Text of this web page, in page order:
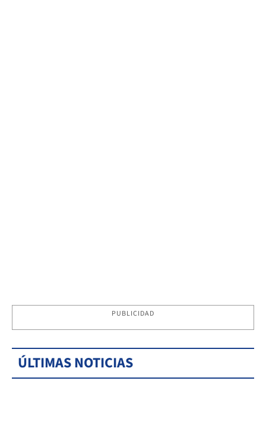
PUBLICIDAD
ÚLTIMAS NOTICIAS